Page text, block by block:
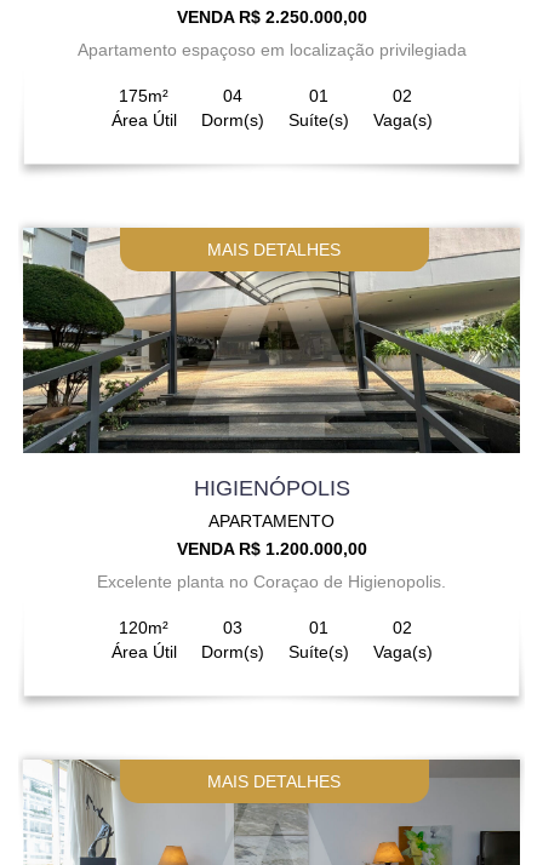
VENDA R$ 2.250.000,00
Apartamento espaçoso em localização privilegiada
175m²
Área Útil
04
Dorm(s)
01
Suíte(s)
02
Vaga(s)
MAIS DETALHES
HIGIENÓPOLIS
APARTAMENTO
VENDA R$ 1.200.000,00
Excelente planta no Coraçao de Higienopolis.
120m²
Área Útil
03
Dorm(s)
01
Suíte(s)
02
Vaga(s)
MAIS DETALHES